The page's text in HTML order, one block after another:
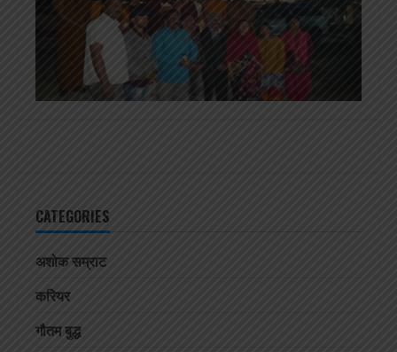
CATEGORIES
अशोक सम्राट
करियर
गौतम बुद्ध